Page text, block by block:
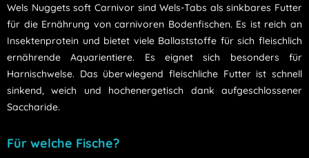
Wels Nuggets soft Carnivor sind Wels-Tabs als sinkbares Futter
für die Ernährung von carnivoren Bodenfischen. Es ist reich an
Insektenprotein und bietet viele Ballaststoffe für sich fleischlich
ernährende Aquarientiere. Es eignet sich besonders für
Harnischwelse. Das überwiegend fleischliche Futter ist schnell
sinkend, weich und hochenergetisch dank aufgeschlossener
Saccharide.
Für welche Fische?